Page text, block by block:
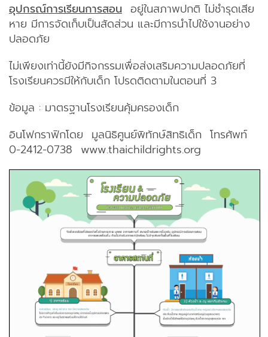
อุปกรณ์การเรียนการสอนอยู่ในสภาพปกติ ไม่ชำรุดเสีย
หาย มีการจัดเก็บเป็นสัดส่วน และมีการนำไปใช้งานอย่าง
ปลอดภัย
ไม่เพียงเท่านี้ยังมีกิจกรรมเพื่อส่งเสริมความปลอดภัยที่
โรงเรียนควรมีให้กับเด็ก โปรดติดตามในตอนที่ 3
ข้อมูล : มาตรฐานโรงเรียนคุ้มครองเด็ก
อินโฟกราฟิกโดย มูลนิธิศูนย์พิทักษ์สิทธิเด็ก โทรศัพท์
0-2412-0738 www.thaichildrights.org